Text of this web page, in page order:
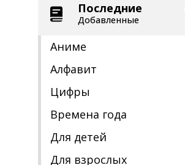
Последние
Добавленные
Аниме
Алфавит
Цифры
Времена года
Для детей
Для взрослых